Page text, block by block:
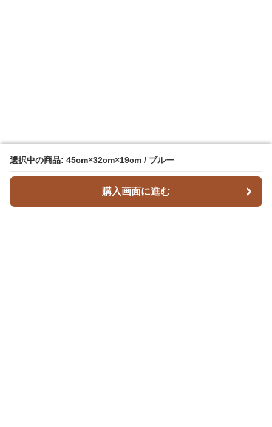
選択中の商品: 45cm×32cm×19cm / ブルー
購入画面に進む
選択中の商品: 45cm×32cm×19cm / ブルー
購入画面に進む